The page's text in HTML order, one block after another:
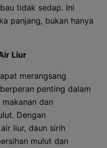
tidak sedap. Ini
panjang, bukan hanya
Liur
merangsang
penting dalam
dan
Dengan
liur, daun sirih
mulut dan